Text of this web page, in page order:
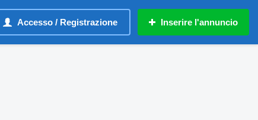
Accesso / Registrazione Inserire l'annuncio